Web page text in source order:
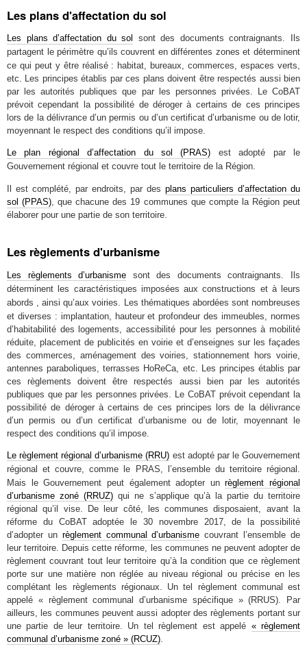
Les plans d'affectation du sol
Les plans d’affectation du sol sont des documents contraignants. Ils
partagent lepérimètre qu’ils couvrent en différentes zones et déterminent
ce qui peut y être réalisé : habitat, bureaux, commerces, espaces verts,
etc. Les principes établis par ces plans doivent être respectés aussi bien
par les autorités publiques que par les personnes privées. Le CoBAT
prévoit cependant la possibilité de déroger à certains de ces principes
lors de la délivrance d’un permis ou d’un certificat d’urbanisme ou de lotir,
moyennant le respect des conditions qu’il impose.
Le plan régional d’affectation du sol (PRAS)
est adopté par le
Gouvernement régional et couvre tout le territoire de la Région.
Il est complété, par endroits, par des plans particuliers d’affectation du
sol (PPAS) ,que chacune des 19 communes que compte la Région peut
élaborer pour une partie de son territoire.
Les règlements d'urbanisme
Les règlements d’urbanisme sont des documents contraignants. Ils
déterminent les caractéristiques imposées aux constructions et à leurs
abords , ainsi qu’aux voiries.
Les thématiques abordées sont nombreuses
et diverses : implantation, hauteur et profondeur des immeubles, normes
d’habitabilité des logements, accessibilité pour les personnes à mobilité
réduite, placement de publicités en voirie et d’enseignes sur les façades
des commerces, aménagement des voiries, stationnement hors voirie,
antennes paraboliques, terrasses HoReCa, etc. Les principes établis par
ces règlements doivent être respectés aussi bien par les autorités
publiques que par les personnes privées. Le CoBAT prévoit cependant la
possibilité de déroger à certains de ces principes lors de la délivrance
d’un permis ou d’un certificat d’urbanisme ou de lotir, moyennant le
respect des conditions qu’il impose.
Le règlement régional d’urbanisme (RRU) est adopté par le Gouvernement
régional et couvre, comme le PRAS, l’ensemble du territoire régional.
Mais le Gouvernement peut également adopter unrèglement régional
d’urbanisme zoné (RRUZ) qui ne s’applique qu’à la partie du territoire
régional qu’il vise. De leur côté, les communes disposaient, avant la
réforme du CoBAT adoptée le 30 novembre 2017, de la possibilité
d’adopter un règlement communal d’urbanisme couvrant l’ensemble de
leur territoire. Depuis cette réforme, les communes ne peuvent adopter de
règlement couvrant tout leur territoire qu’à la condition que ce règlement
porte sur une matière non réglée au niveau régional ou précise en les
complétant les règlements régionaux. Un tel règlement communal est
appelé « règlement communal d’urbanisme spécifique » (RRUS). Par
ailleurs, les communes peuvent aussi adopter des règlements portant sur
une partie de leur territoire. Un tel règlement est appelé « règlement
communal d’urbanisme zoné » (RCUZ)